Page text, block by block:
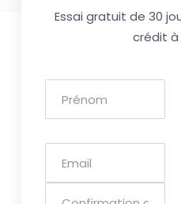
Essai gratuit de 30
crédit à